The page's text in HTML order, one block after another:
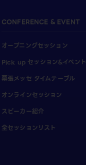
CONFERENCE & EVENT
オープニングセッション
Pick up セッション&イベント
幕張メッセ タイムテーブル
オンラインセッション
スピーカー紹介
全セッションリスト